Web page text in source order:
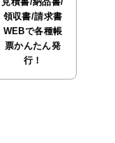
領収書/請求書
WEBで各種帳
票かんたん発
行！